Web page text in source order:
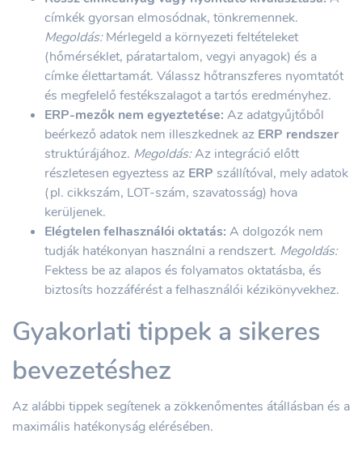
címkék gyorsan elmosódnak, tönkremennek.
Megoldás:Mérlegeld a környezeti feltételeket
(hőmérséklet, páratartalom, vegyi anyagok) és a
címke élettartamát. Válassz hőtranszferes nyomtatót
és megfelelő festékszalagot a tartós eredményhez.
ERP-mezők nem egyeztetése: Az adatgyűjtőből
beérkező adatok nem illeszkednek az ERP rendszer
struktúrájához. Megoldás:Az integráció előtt
részletesen egyeztess az ERP szállítóval, mely adatok
(pl. cikkszám, LOT-szám, szavatosság) hova
kerüljenek.
Elégtelen felhasználói oktatás: A dolgozók nem
tudják hatékonyan használni a rendszert. Megoldás:
Fektess be az alapos és folyamatos oktatásba, és
biztosíts hozzáférést a felhasználói kézikönyvekhez.
Gyakorlati tippek a sikeres
bevezetéshez
Az alábbi tippek segítenek a zökkenőmentes átállásban és a
maximális hatékonyság elérésében.